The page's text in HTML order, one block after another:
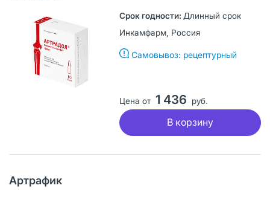
Длинный срок
Инкамфарм, Россия
Самовывоз: рецептурный
Цена от 1 436 руб.
В корзину
Артрафик